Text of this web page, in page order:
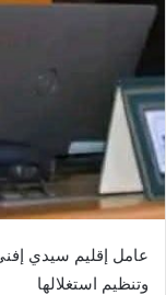
وتنظيم استغلالها